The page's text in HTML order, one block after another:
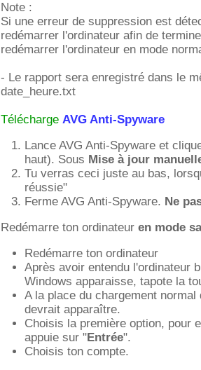
Note :
Si une erreur de suppression est
redémarrer l'ordinateur afin de
redémarrer l'ordinateur en mode
- Le rapport sera enregistré dans le
date_heure.txt
Télécharge AVG Anti-Spyware
Lance AVG Anti-Spyware et
haut). Sous Mise à jour
Tu verras ceci juste au bas,
réussie"
Ferme AVG Anti-Spyware. Ne
Redémarre ton ordinateur en mode
Redémarre ton ordinateur
Après avoir entendu l'ordinateur
Windows apparaisse, tapote la
A la place du chargement
devrait apparaître.
Choisis la première option, pour
appuie sur "Entrée".
Choisis ton compte.